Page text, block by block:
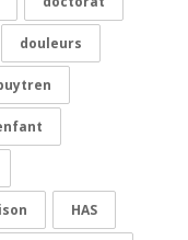
douleurs
HAS